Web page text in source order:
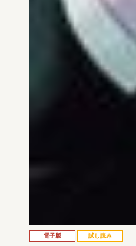
電子版 試し読み